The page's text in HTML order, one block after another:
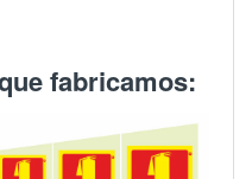
fabricamos: